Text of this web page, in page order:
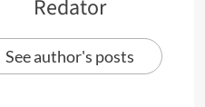
Redator
See author's posts